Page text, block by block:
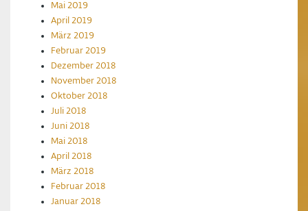
Mai 2019
April 2019
März 2019
Februar 2019
Dezember 2018
November 2018
Oktober 2018
Juli 2018
Juni 2018
Mai 2018
April 2018
März 2018
Februar 2018
Januar 2018